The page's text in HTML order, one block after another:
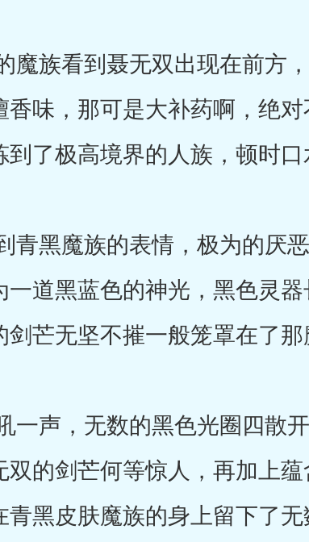
族看到聂无双出现在前方，
味，那可是大补药啊，绝
了极高境界的人族，顿时
魔族的表情，极为的厌恶
一道黑蓝色的神光，黑色灵
芒无坚不摧一般笼罩在了那
声，无数的黑色光圈四散开
的剑芒何等惊人，再加上
青黑皮肤魔族的身上留下了